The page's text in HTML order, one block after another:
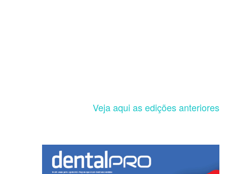
Veja aqui as edições anteriores